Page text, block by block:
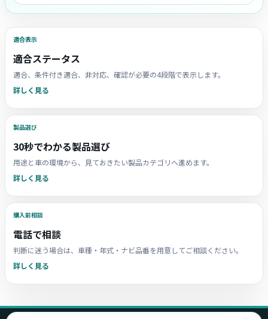
適合表示
適合ステータス
適合、条件付き適合、非対応、確認が必要の4段階で表示します。
詳しく見る
製品選び
30秒でわかる製品選び
用途と車の環境から、見ておきたい製品カテゴリへ進めます。
詳しく見る
購入前相談
電話で相談
判断に迷う場合は、車種・年式・ナビ品番を用意してご相談ください。
詳しく見る